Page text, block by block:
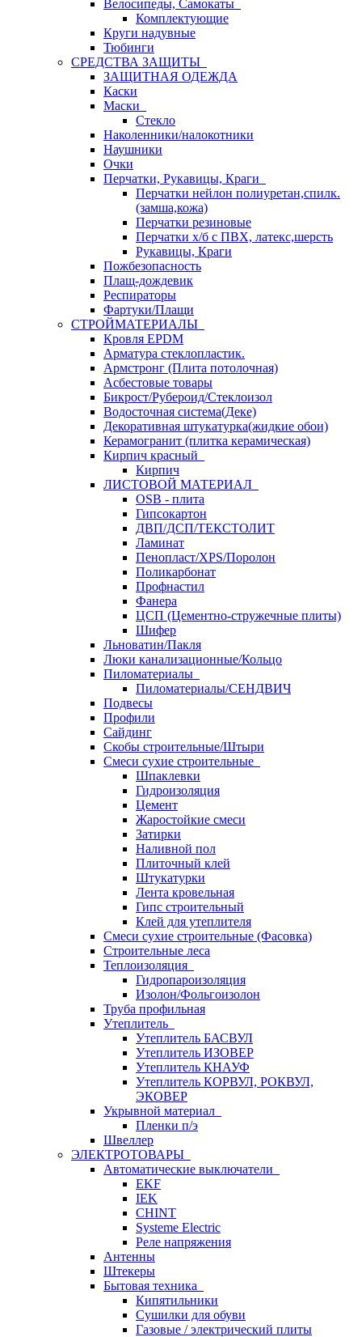
Велосипеды, Самокаты
Комплектующие
Круги надувные
Тюбинги
СРЕДСТВА ЗАЩИТЫ
ЗАЩИТНАЯ ОДЕЖДА
Каски
Маски
Стекло
Наколенники/налокотники
Наушники
Очки
Перчатки, Рукавицы, Краги
Перчатки нейлон полиуретан,спилк.
(замша,кожа)
Перчатки резиновые
Перчатки х/б с ПВХ, латекс,шерсть
Рукавицы, Краги
Пожбезопасность
Плащ-дождевик
Респираторы
Фартуки/Плащи
СТРОЙМАТЕРИАЛЫ
Кровля ЕРDM
Арматура стеклопластик.
Армстронг (Плита потолочная)
Асбестовые товары
Бикрост/Рубероид/Стеклоизол
Водосточная система(Деке)
Декоративная штукатурка(жидкие обои)
Керамогранит (плитка керамическая)
Кирпич красный
Кирпич
ЛИСТОВОЙ МАТЕРИАЛ
OSB - плита
Гипсокартон
ДВП/ДСП/ТЕКСТОЛИТ
Ламинат
Пенопласт/XPS/Поролон
Поликарбонат
Профнастил
Фанера
ЦСП (Цементно-стружечные плиты)
Шифер
Льноватин/Пакля
Люки канализационные/Кольцо
Пиломатериалы
Пиломатериалы/СЕНДВИЧ
Подвесы
Профили
Сайдинг
Скобы строительные/Штыри
Смеси сухие строительные
Шпаклевки
Гидроизоляция
Цемент
Жаростойкие смеси
Затирки
Наливной пол
Плиточный клей
Штукатурки
Лента кровельная
Гипс строительный
Клей для утеплителя
Смеси сухие строительные (Фасовка)
Строительные леса
Теплоизоляция
Гидропароизоляция
Изолон/Фольгоизолон
Труба профильная
Утеплитель
Утеплитель БАСВУЛ
Утеплитель ИЗОВЕР
Утеплитель КНАУФ
Утеплитель КОРВУЛ, РОКВУЛ,
ЭКОВЕР
Укрывной материал
Пленки п/э
Швеллер
ЭЛЕКТРОТОВАРЫ
Автоматические выключатели
EKF
IEK
CHINT
Systeme Electric
Реле напряжения
Антенны
Штекеры
Бытовая техника
Кипятильники
Сушилки для обуви
Газовые / электрический плиты